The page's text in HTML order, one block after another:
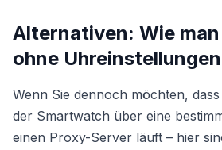
Alternativen: Wie
ohne
Wenn Sie dennoch möchten,
der Smartwatch über eine
einen Proxy-Server läuft – hier